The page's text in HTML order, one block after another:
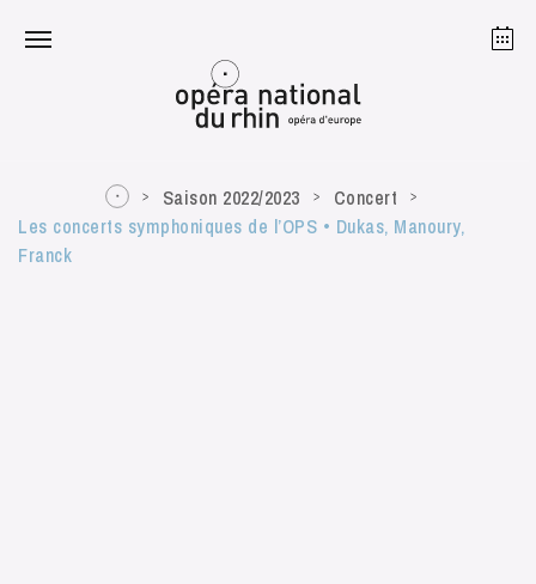
Strasbourg
Saison 2022/2023
Concert
Les concerts symphoniques de l’OPS • Dukas, Manoury,
Franck